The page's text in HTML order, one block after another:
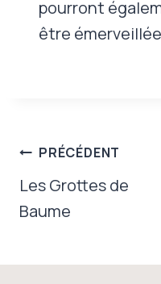
pourront
être
Navigation
de
l’article
PRÉCÉDENT
Les Grottes de
Baume